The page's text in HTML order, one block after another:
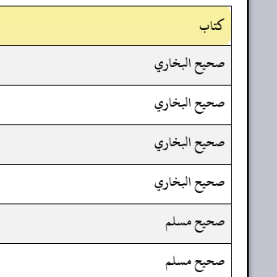
کتاب
صحيح البخاري
صحيح البخاري
صحيح البخاري
صحيح البخاري
صحيح مسلم
صحيح مسلم